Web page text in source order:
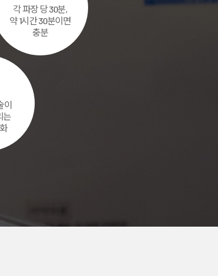
각 파장 당 30분,
약 1시간 30분이면
충분
이
는